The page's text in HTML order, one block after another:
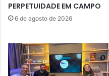
PERPETUIDADE EM CAMPO
6 de agosto de 2026